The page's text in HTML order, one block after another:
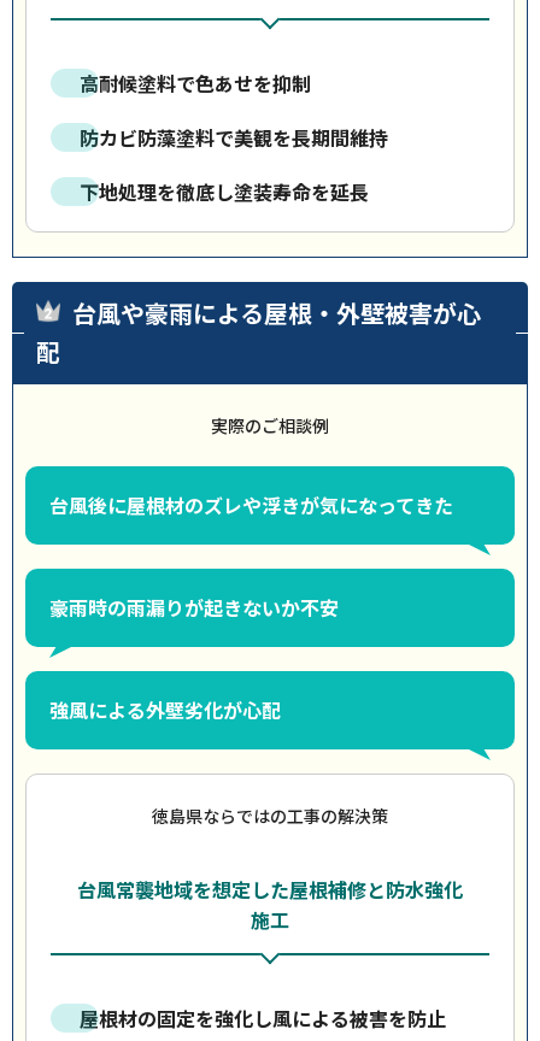
高耐候塗料で色あせを抑制
防カビ防藻塗料で美観を長期間維持
下地処理を徹底し塗装寿命を延長
台風や豪雨による屋根・外壁被害が心
配
実際のご相談例
台風後に屋根材のズレや浮きが気になってきた
豪雨時の雨漏りが起きないか不安
強風による外壁劣化が心配
徳島県ならではの工事の解決策
台風常襲地域を想定した屋根補修と防水強化
施工
屋根材の固定を強化し風による被害を防止